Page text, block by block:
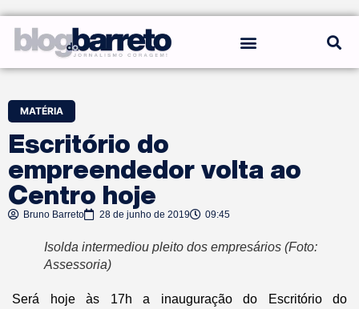
MATÉRIA
Escritório do
empreendedor volta ao
Centro hoje
Bruno Barreto 28 de junho de 2019 09:45
Isolda intermediou pleito dos empresários (Foto:
Assessoria)
Será hoje às 17h a inauguração do Escritório do